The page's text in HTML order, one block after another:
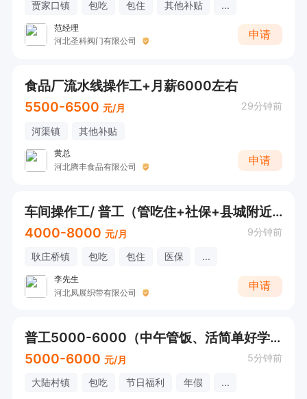
贾家口镇 包吃 包住 其他补贴 ...
范经理
河北圣科阀门有限公司
申请
食品厂流水线操作工+月薪6000左右
5500-6500 元/月 29分钟前
河渠镇 其他补贴
黄总
河北腾丰食品有限公司
申请
车间操作工/ 普工（管吃住+社保+县城附近班车接送）
4000-8000 元/月 9分钟前
耿庄桥镇 包吃 包住 医保 ...
李先生
河北凤展织带有限公司
申请
普工5000-6000（中午管饭、活简单好学）
5000-6000 元/月 5分钟前
大陆村镇 包吃 节日福利 年假 ...